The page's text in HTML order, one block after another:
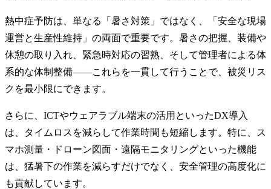
熱中症予防は、単なる「暑さ対策」ではなく、「安全な現場
運営と生産性維持」の両面で重要です。暑さの把握、装備や
休憩の取り入れ、緊急時対応の習熟、そして管理者による体
系的な体制整備――これらを一貫して行うことで、被災リス
クを最小限にできます。
さらに、ICTやウェアラブル端末の活用といったDX導入
は、タイムロスを減らして作業時間も短縮します。特に、ス
マホ測量・ドローン図面・遠隔モニタリングといった機能
は、猛暑下の作業を減らすだけでなく、安全管理の高度化に
も貢献しています。